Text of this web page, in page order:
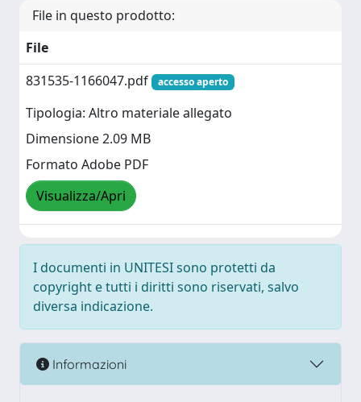
File in questo prodotto:
File
831535-1166047.pdf
accesso aperto
Tipologia: Altro materiale allegato
Dimensione 2.09 MB
Formato Adobe PDF
Visualizza/Apri
I documenti in UNITESI sono protetti da
copyright e tutti i diritti sono riservati, salvo
diversa indicazione.
Informazioni